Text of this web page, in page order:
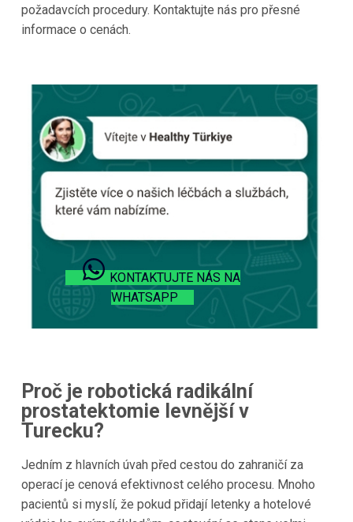
požadavcích procedury. Kontaktujte nás pro přesné
informace o cenách.
KONTAKTUJTE NÁS NA
WHATSAPP
Proč je robotická radikální
prostatektomie levnější v
Turecku?
Jedním z hlavních úvah před cestou do zahraničí za
operací je cenová efektivnost celého procesu. Mnoho
pacientů si myslí, že pokud přidají letenky a hotelové